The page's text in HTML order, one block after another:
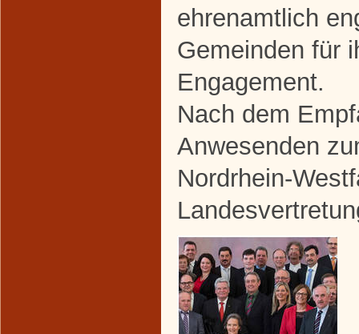
ehrenamtlich
Gemeinden für
Engagement.
Nach dem
Anwesenden
Nordrhein-